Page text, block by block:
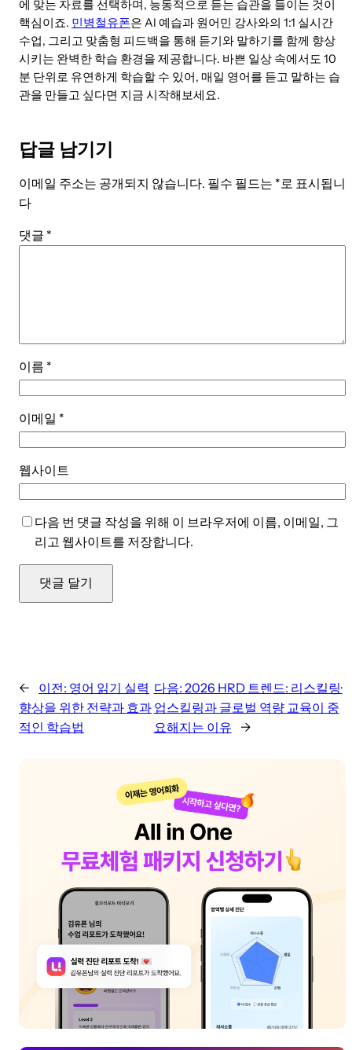
에 맞는 자료를 선택하며, 능동적으로 듣는 습관을 들이는 것이
핵심이죠. 민병철유폰은 AI 예습과 원어민 강사와의 1:1 실시간
수업, 그리고 맞춤형 피드백을 통해 듣기와 말하기를 함께 향상
시키는 완벽한 학습 환경을 제공합니다. 바쁜 일상 속에서도 10
분 단위로 유연하게 학습할 수 있어, 매일 영어를 듣고 말하는 습
관을 만들고 싶다면 지금 시작해보세요.
답글 남기기
이메일 주소는 공개되지 않습니다. 필수 필드는 *로 표시됩니
다
댓글 *
이름 *
이메일 *
웹사이트
다음 번 댓글 작성을 위해 이 브라우저에 이름, 이메일, 그
리고 웹사이트를 저장합니다.
← 이전: 영어 읽기 실력
향상을 위한 전략과 효과
적인 학습법
다음: 2026 HRD 트렌드: 리스킬링·
업스킬링과 글로벌 역량 교육이 중
요해지는 이유
→